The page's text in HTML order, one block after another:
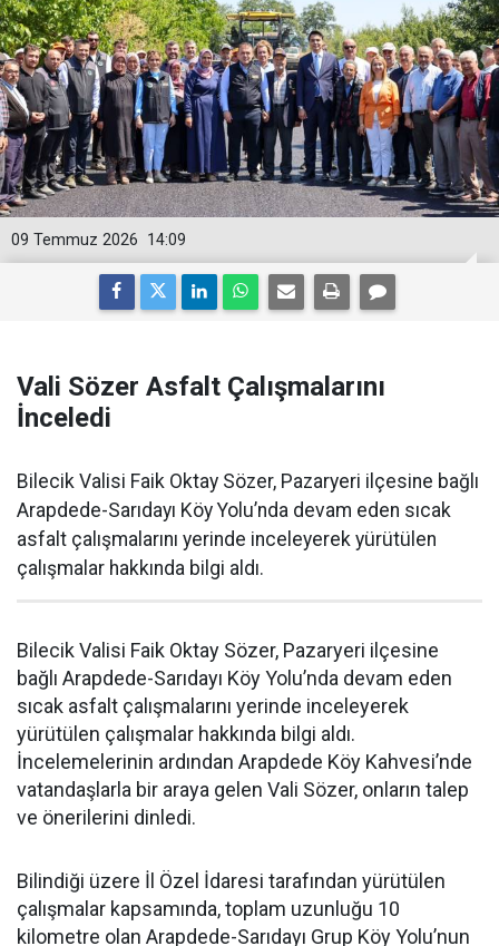
14:09
09 Temmuz 2026
Vali Sözer Asfalt Çalışmalarını
İnceledi
Bilecik Valisi Faik Oktay Sözer, Pazaryeri ilçesine bağlı
Arapdede-Sarıdayı Köy Yolu’nda devam eden sıcak
asfalt çalışmalarını yerinde inceleyerek yürütülen
çalışmalar hakkında bilgi aldı.
Bilecik Valisi Faik Oktay Sözer, Pazaryeri ilçesine
bağlı Arapdede-Sarıdayı Köy Yolu’nda devam eden
sıcak asfalt çalışmalarını yerinde inceleyerek
yürütülen çalışmalar hakkında bilgi aldı.
İncelemelerinin ardından Arapdede Köy Kahvesi’nde
vatandaşlarla bir araya gelen Vali Sözer, onların talep
ve önerilerini dinledi.
Bilindiği üzere İl Özel İdaresi tarafından yürütülen
çalışmalar kapsamında, toplam uzunluğu 10
kilometre olan Arapdede-Sarıdayı Grup Köy Yolu’nun